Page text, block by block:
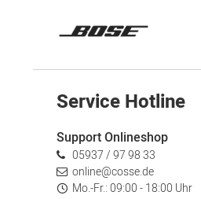
Service Hotline
Support Onlineshop
05937 / 97 98 33
online@cosse.de
Mo.-Fr.: 09:00 - 18:00 Uhr